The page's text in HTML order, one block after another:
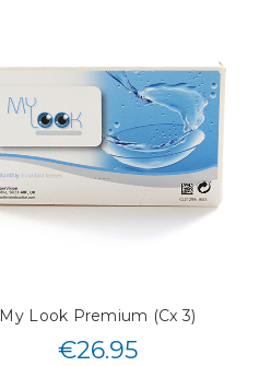
My Look Premium (Cx 3)
€26.95